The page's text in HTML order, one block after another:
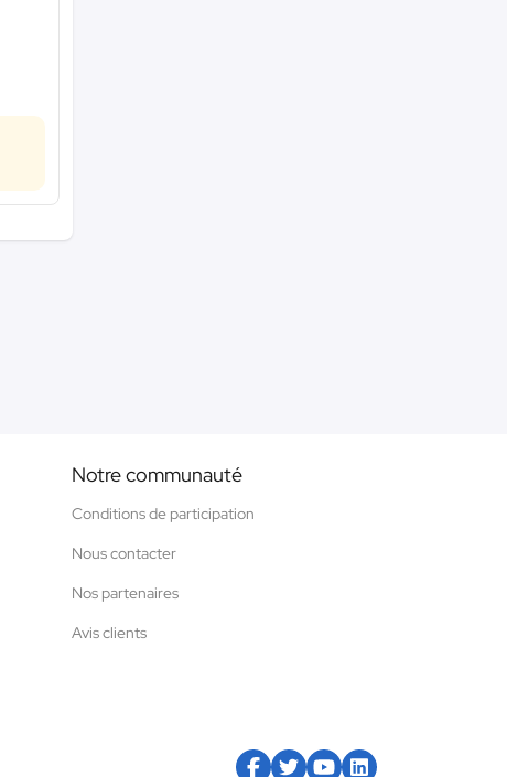
Notre communauté
Conditions de participation
Nous contacter
Nos partenaires
Avis clients